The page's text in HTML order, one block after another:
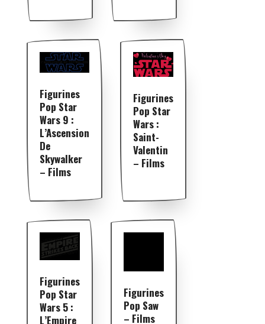
Figurines
Pop Star
Wars 9 :
L’Ascension
De
Skywalker
– Films
Figurines
Pop Star
Wars :
Saint-
Valentin
– Films
Figurines
Pop Star
Wars 5 :
L’Empire
Figurines
Pop Saw
– Films